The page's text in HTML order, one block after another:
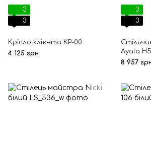
3
3
Крісло клієнта КР-00
4 125 грн
3
3
Ayala Н5
8 957